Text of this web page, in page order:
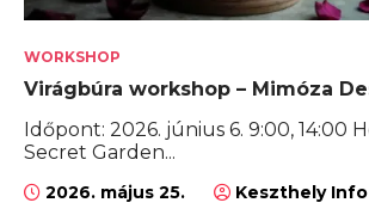
WORKSHOP
Virágbúra workshop – Mimóza
Időpont: 2026. június 6. 9:00, 14:00
Secret Garden...
2026. május 25. Keszthely Info